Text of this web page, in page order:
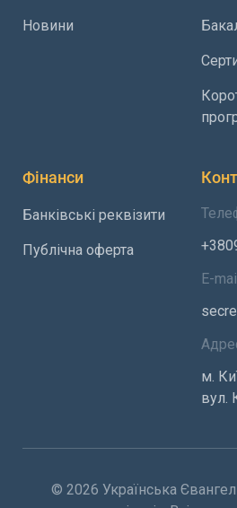
Новини
Фінанси
Банківські реквізити
Публічна оферта
E-
м.
вул.
© 2026 Українська